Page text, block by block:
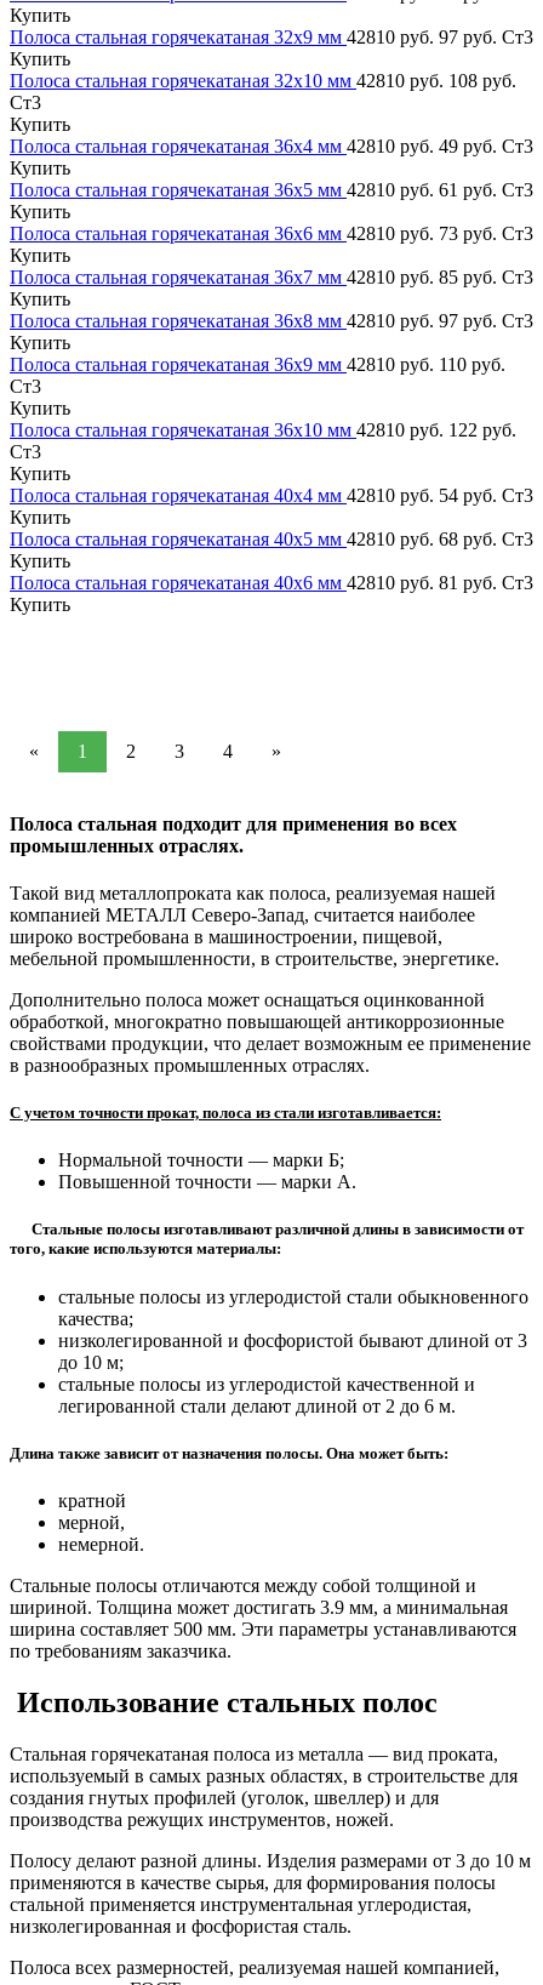
Купить
Полоса стальная горячекатаная 32х9 мм 42810 руб. 97 руб. Ст3
Купить
Полоса стальная горячекатаная 32х10 мм 42810 руб. 108 руб.
Ст3
Купить
Полоса стальная горячекатаная 36х4 мм 42810 руб. 49 руб. Ст3
Купить
Полоса стальная горячекатаная 36х5 мм 42810 руб. 61 руб. Ст3
Купить
Полоса стальная горячекатаная 36х6 мм 42810 руб. 73 руб. Ст3
Купить
Полоса стальная горячекатаная 36х7 мм 42810 руб. 85 руб. Ст3
Купить
Полоса стальная горячекатаная 36х8 мм 42810 руб. 97 руб. Ст3
Купить
Полоса стальная горячекатаная 36х9 мм 42810 руб. 110 руб.
Ст3
Купить
Полоса стальная горячекатаная 36х10 мм 42810 руб. 122 руб.
Ст3
Купить
Полоса стальная горячекатаная 40х4 мм 42810 руб. 54 руб. Ст3
Купить
Полоса стальная горячекатаная 40х5 мм 42810 руб. 68 руб. Ст3
Купить
Полоса стальная горячекатаная 40х6 мм 42810 руб. 81 руб. Ст3
Купить
« 1 2 3 4 »
Полоса стальная подходит для применения во всех
промышленных отраслях.
Такой вид металлопроката как полоса, реализуемая нашей
компанией МЕТАЛЛ Северо-Запад, считается наиболее
широко востребована в машиностроении, пищевой,
мебельной промышленности, в строительстве, энергетике.
Дополнительно полоса может оснащаться оцинкованной
обработкой, многократно повышающей антикоррозионные
свойствами продукции, что делает возможным ее применение
в разнообразных промышленных отраслях.
С учетом точности прокат, полоса из стали изготавливается:
Нормальной точности — марки Б;
Повышенной точности — марки А.
Стальные полосы изготавливают различной длины в зависимости от
того, какие используются материалы:
стальные полосы из углеродистой стали обыкновенного
качества;
низколегированной и фосфористой бывают длиной от 3
до 10 м;
стальные полосы из углеродистой качественной и
легированной стали делают длиной от 2 до 6 м.
Длина также зависит от назначения полосы. Она может быть:
кратной
мерной,
немерной.
Стальные полосы отличаются между собой толщиной и
шириной. Толщина может достигать 3.9 мм, а минимальная
ширина составляет 500 мм. Эти параметры устанавливаются
по требованиям заказчика.
Использование стальных полос
Стальная горячекатаная полоса из металла — вид проката,
используемый в самых разных областях, в строительстве для
создания гнутых профилей (уголок, швеллер) и для
производства режущих инструментов, ножей.
Полосу делают разной длины. Изделия размерами от 3 до 10 м
применяются в качестве сырья, для формирования полосы
стальной применяется инструментальная углеродистая,
низколегированная и фосфористая сталь.
Полоса всех размерностей, реализуемая нашей компанией,